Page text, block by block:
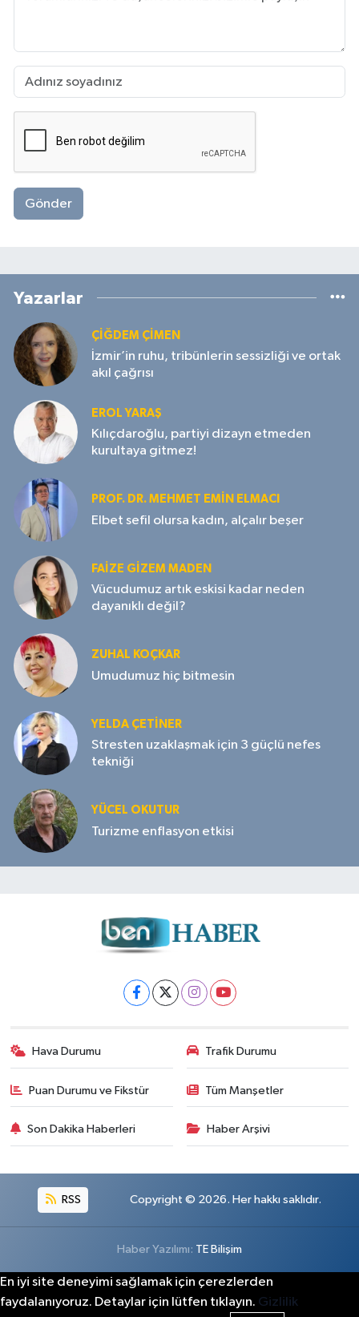
Gönder
Yazarlar
ÇIĞDEM ÇIMEN
İzmir’in ruhu, tribünlerin sessizliği ve ortak
akıl çağrısı
EROL YARAŞ
Kılıçdaroğlu, partiyi dizayn etmeden
kurultaya gitmez!
PROF. DR. MEHMET EMIN ELMACI
Elbet sefil olursa kadın, alçalır beşer
FAIZE GIZEM MADEN
Vücudumuz artık eskisi kadar neden
dayanıklı değil?
ZUHAL KOÇKAR
Umudumuz hiç bitmesin
YELDA ÇETİNER
Stresten uzaklaşmak için 3 güçlü nefes
tekniği
YÜCEL OKUTUR
Turizme enflasyon etkisi
Hava Durumu Trafik Durumu
Puan Durumu ve Fikstür Tüm Manşetler
Son Dakika Haberleri Haber Arşivi
RSS Copyright © 2026. Her hakkı saklıdır.
Haber Yazılımı: TE Bilişim
En iyi site deneyimi sağlamak için çerezlerden
faydalanıyoruz. Detaylar için lütfen tıklayın. Gizlilik